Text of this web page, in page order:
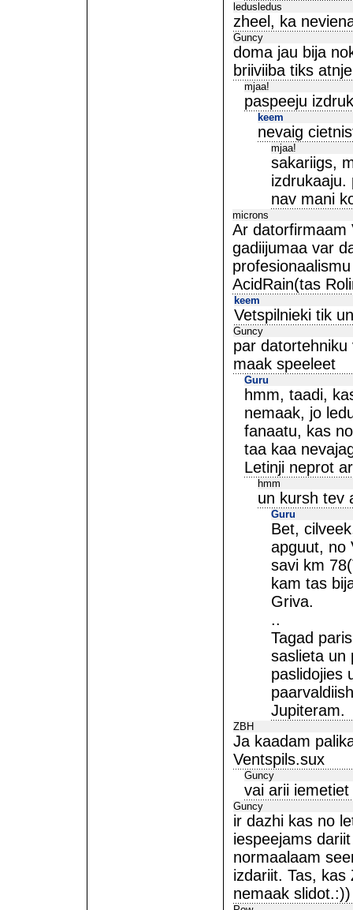
ledusledus
zheel, ka
Guncy
doma jau bija
briiviiba tiks
mjaa!
paspeeju
keem
nevaig
mjaa!
sakariigs,
izdrukaaju.
nav mani
microns
Ar datorfirmaam
gadiijumaa var
AcidRain(tas
keem
Vetspilnieki tik
Guncy
par
maak speeleet
Guru
hmm, taadi,
nemaak, jo
fanaatu, kas
taa kaa
Letinji neprot
hmm
un kursh tev
Guru
Bet,
apguut, no
savi km
kam tas
Griva.
..
Tagad
saslieta un
paslidojies
Jupiteram.
ZBH
Ja kaadam
Ventspils.sux
Guncy
vai arii
Guncy
ir dazhi kas no
iespeejams
normaalaam
izdariit. Tas, kas
nemaak slidot.:))